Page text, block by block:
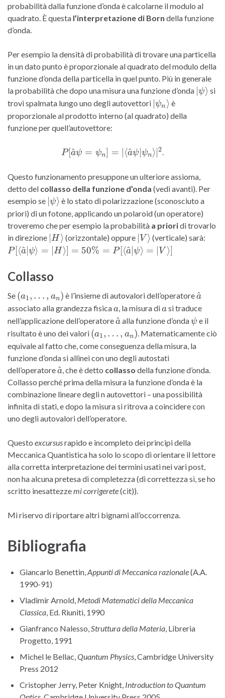
probabilità dalla funzione d’onda è calcolarne il modulo al
quadrato. È questa l’interpretazione di Born della funzione
d’onda.
Per esempio la densità di probabilità di trovare una particella
in un dato punto è proporzionale al quadrato del modulo della
funzione d’onda della particella in quel punto. Più in generale
la probabilità che dopo una misura una funzione d’onda ψ⟩ si
trovi spalmata lungo uno degli autovettori |\psi_n\rangle
ψn ⟩ è
proporzionale al prodotto interno (al quadrato) della
funzione per quell’autovettore:
P[\hat{a}\psi = \psi_n] =
P[a
^ψ = ψn] = ⟨a
^ψ ψn⟩ ∣2.
Questo funzionamento presuppone un ulteriore assioma,
detto del collasso della funzione d’onda (vedi avanti). Per
esempio se |\psi\rangle
ψ⟩ è lo stato di polarizzazione (sconosciuto a
priori) di un fotone, applicando un polaroid (un operatore)
troveremo che per esempio la probabilità a prioridi trovarlo
in direzione |H\rangle
H ⟩ (orizzontale) oppure |V\rangle
V ⟩ (verticale) sarà:
P[⟨a
^∣ ψ⟩ = ∣H ⟩] = 50% = P[⟨a
^∣ ψ⟩ = V ⟩]
Collasso
Se (a_1,
\ldots,
a_n)
(a1, … , an) è l’insieme di autovalori dell’operatorea
^
associato alla grandezza fisicaa
a, la misura dia
asi traduce
nell’applicazione dell’operatore\hat{a}
a
^alla funzione d’onda\psi
ψ e il
risultato è uno dei valori (a_1,
\ldots,
a_n)
(a1, … , an). Matematicamente ciò
equivale al fatto che, come conseguenza della misura, la
funzione d’onda si allinei con uno degli autostati
dell’operatore\hat{a}
a
^, che è detto collasso della funzione d’onda.
Collasso perché prima della misura la funzione d’onda è la
combinazione lineare degli n autovettori – una possibilità
infinita di stati, e dopo la misura si ritrova a coincidere con
uno degli autovalori dell’operatore.
Questo excursusrapido e incompleto dei principi della
Meccanica Quantistica ha solo lo scopo di orientare il lettore
alla corretta interpretazione dei termini usati nei vari post,
non ha alcuna pretesa di completezza (di correttezza sì, se ho
scritto inesattezzemi corrigerete(cit)).
Mi riservo di riportare altri bignami all’occorrenza.
Bibliografia
Giancarlo Benettin,Appunti di Meccanica razionale(A.A.
1990-91)
Vladimir Arnold, Metodi Matematici della Meccanica
Classica, Ed. Riuniti, 1990
Gianfranco Nalesso,Struttura della Materia, Libreria
Progetto, 1991
Michel le Bellac,Quantum Physics, Cambridge University
Press 2012
Cristopher Jerry, Peter Knight, Introduction to Quantum